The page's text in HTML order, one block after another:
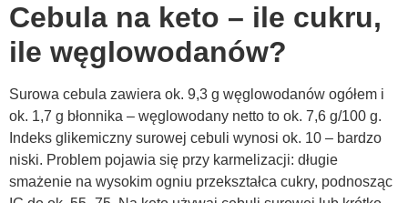
Cebula na keto – ile cukru,
ile węglowodanów?
Surowa cebula zawiera ok. 9,3 g węglowodanów ogółem i
ok. 1,7 g błonnika – węglowodany netto to ok. 7,6 g/100 g.
Indeks glikemiczny surowej cebuli wynosi ok. 10 – bardzo
niski. Problem pojawia się przy karmelizacji: długie
smażenie na wysokim ogniu przekształca cukry, podnosząc